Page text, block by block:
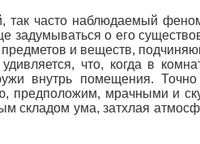
часто наблюдаемый
задумываться о его
и веществ,
что, когда в
внутрь помещения.
предположим, мрачными и
складом ума, затхлая